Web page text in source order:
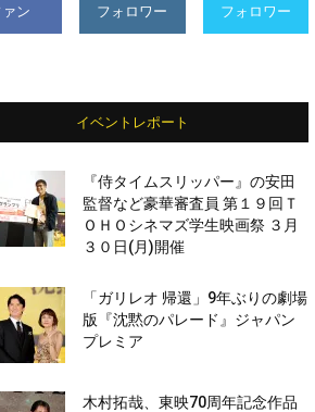
ン フォロワー フォロワー
イベントレポート
『侍タイムスリッパー』の安田
監督など豪華審査員 第１９回Ｔ
ＯＨＯシネマズ学生映画祭 ３月
３０日(月)開催
「ガリレオ 帰還」9年ぶりの劇場
版『沈黙のパレード』ジャパン
プレミア
木村拓哉、東映70周年記念作品